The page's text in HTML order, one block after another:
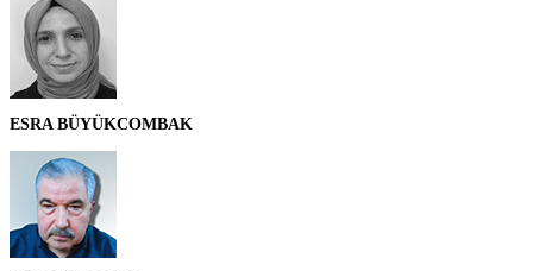
ESRA BÜYÜKCOMBAK